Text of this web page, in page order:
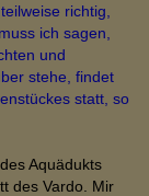
richtig,
ich sagen,
und
stehe, findet
statt, so
Aquädukts
des Vardo. Mir